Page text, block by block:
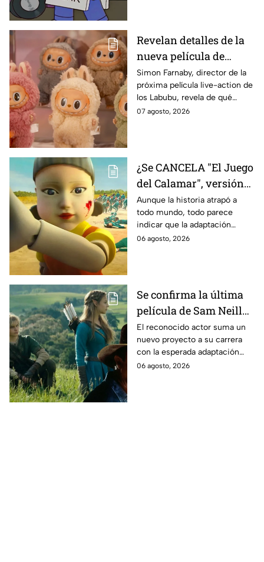
Revelan detalles de la
nueva película de
Labubu: de qué tratará
y cuándo se estrena
Simon Farnaby, director de la
próxima película live-action de
los Labubu, revela de qué
tratará la cinta. Aquí te
07 agosto, 2026
¿Se CANCELA "El Juego
del Calamar", versión
Estados Unidos? Esto
es lo que se sabe al
momento
Aunque la historia atrapó a
todo mundo, todo parece
indicar que la adaptación
podría ser cancelada:
06 agosto, 2026
Se confirma la última
película de Sam Neill
antes de morir: esto es
lo que se sabe hasta
ahora
El reconocido actor suma un
nuevo proyecto a su carrera
con la esperada adaptación
cinematográfica del popular
06 agosto, 2026